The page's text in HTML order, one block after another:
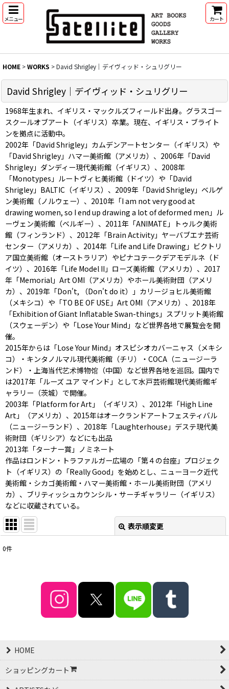
メニュー カート
HOME >WORKS >David Shrigley｜デイヴィッド・シュリグリー
David Shrigley｜デイヴィッド・シュリグリー
1968年生まれ、イギリス・マックルズフィールド出身。グラスゴー
スクールオブアート（イギリス）卒業。現在、イギリス・ブライト
ンを拠点に活動中。
2002年「David Shrigley」カムデンアートセンター（イギリス）や
「David Shrigley」ハマー美術館（アメリカ）、2006年「David
Shrigley」ダンディー現代美術館（イギリス）、2008年
「Monotypes」ルートヴィヒ美術館（ドイツ）や「David
Shrigley」BALTIC（イギリス）、2009年「David Shrigley」ベルゲ
ン美術館（ノルウェー）、2010年「I am not very good at
drawing women, so I end up drawing a lot of deformed men」ル
ーヴェン美術館（ベルギー）、2011年「ANIMATE」トゥルク美術
館（フィンランド）、2012年「Brain Activity」ヤーバブエナ芸術
センター（アメリカ）、2014年「Life and Life Drawing」ビクトリ
ア国立美術館（オーストラリア）やピナコテークデアモデルネ（ド
イツ）、2016年「Life Model II」ローズ美術館（アメリカ）、2017
年「Memorial」Art OMI（アメリカ）やホール美術財団（アメリ
カ）、2019年「Don't, （Don't do it）」カリージョヒル美術館
（メキシコ）や「TO BE OF USE」Art OMI（アメリカ）、2018年
「Exhibition of Giant Inflatable Swan-things」スプリット美術館
（スウェーデン）や「Lose Your Mind」など世界各地で展覧会を開
催。
2015年からは「Lose Your Mind」オスピシオカバーニャス（メキシ
コ）・キンタノルマル現代美術館（チリ）・COCA（ニュージーラ
ンド）・上海当代艺术博物馆（中国）など世界各地を巡回。国内で
は2017年「ルーズ ユア マインド」として水戸芸術館現代美術館ギ
ャラリー（茨城）で開催。
2003年「Platform for Art」（イギリス）、2012年「High Line
Art」（アメリカ）、2015年はオークランドアートフェスティバル
（ニュージーランド）、2018年「Laughterhouse」デステ現代美
術財団（ギリシア）などにも出品
2013年「ターナー賞」ノミネート
作品はロンドン・トラファルガー広場の「第４の台座」プロジェク
ト（イギリス）の「Really Good」を始めとし、ニューヨーク近代
美術館・シカゴ美術館・ハマー美術館・ホール美術財団（アメリ
カ）、ブリティッシュカウンシル・サーチギャラリー（イギリス）
などに収蔵されている。
表示順変更
絞り込む
0件
HOME
ショッピングカート